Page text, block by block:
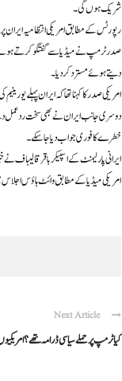
شریک ہوں گی۔
رپورٹس کے مطابق امریکی انتظامیہ
صدر ٹرمپ نے میڈیا سے گفتگو کرتے ہوئے
دیتے ہوئے مسترد کر دیا۔
امریکی صدر کا کہنا تھا کہ ایران پہلے
دوسری جانب ایران نے بھی سخت ردعمل
خطرے کا فوری جواب دیا جا سکے۔
ایرانی پارلیمنٹ کے اسپیکر باقر قالیباف
امریکی میڈیا کے مطابق وائٹ ہاؤس اجلاس
Next Article
کیا ٹرمپ پر حملے سیاسی ڈرامہ تھے؟